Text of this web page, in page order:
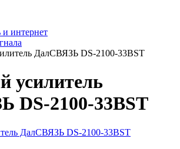
и интернет
ДалСВЯЗЬ DS-2100-33BST
усилитель
DS-2100-33BST